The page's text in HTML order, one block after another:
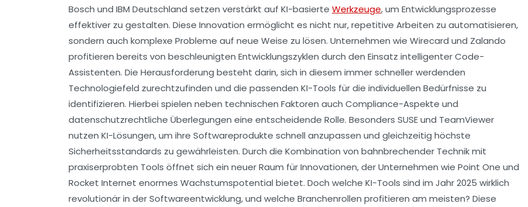
Bosch und IBM Deutschland setzen verstärkt auf KI-basierte Werkzeuge, um Entwicklungsprozesse
effektiver zu gestalten. Diese Innovation ermöglicht es nicht nur, repetitive Arbeiten zu automatisieren,
sondern auch komplexe Probleme auf neue Weise zu lösen. Unternehmen wie Wirecard und Zalando
profitieren bereits von beschleunigten Entwicklungszyklen durch den Einsatz intelligenter Code-
Assistenten. Die Herausforderung besteht darin, sich in diesem immer schneller werdenden
Technologiefeld zurechtzufinden und die passenden KI-Tools für die individuellen Bedürfnisse zu
identifizieren. Hierbei spielen neben technischen Faktoren auch Compliance-Aspekte und
datenschutzrechtliche Überlegungen eine entscheidende Rolle. Besonders SUSE und TeamViewer
nutzen KI-Lösungen, um ihre Softwareprodukte schnell anzupassen und gleichzeitig höchste
Sicherheitsstandards zu gewährleisten. Durch die Kombination von bahnbrechender Technik mit
praxiserprobten Tools öffnet sich ein neuer Raum für Innovationen, der Unternehmen wie Point One und
Rocket Internet enormes Wachstumspotential bietet. Doch welche KI-Tools sind im Jahr 2025 wirklich
revolutionär in der Softwareentwicklung, und welche Branchenrollen profitieren am meisten? Diese